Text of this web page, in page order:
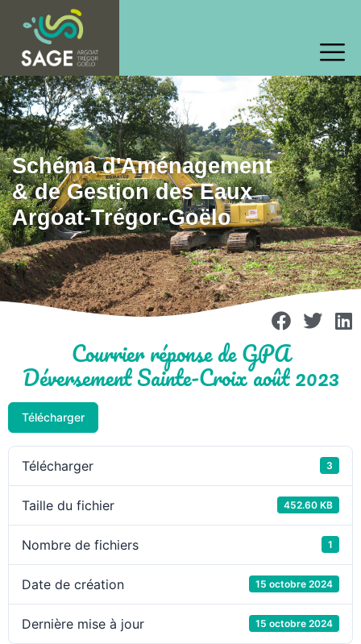
Schéma d'Aménagement
& de Gestion des Eaux
Argoat-Trégor-Goëlo
Courrier réponse de GPA
Déversement Sainte-Croix août 2023
Télécharger
Télécharger 3
Taille du fichier 452.60 KB
Nombre de fichiers 1
Date de création 15 octobre 2024
Dernière mise à jour 15 octobre 2024